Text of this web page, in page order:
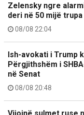
Zelensky ngre
deri në 50 mijë trupa
08/08 22:04
Ish-avokati i Trump
Përgjithshëm i
në Senat
08/08 20:48